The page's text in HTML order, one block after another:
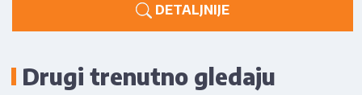
DETALJNIJE
Drugi trenutno gledaju